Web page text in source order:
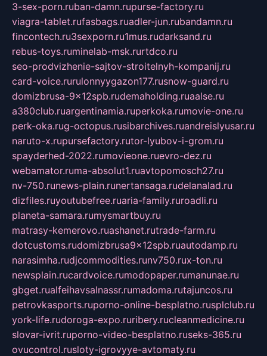
3-sex-porn.ruban-damn.rupurse-factory.ru
viagra-tablet.rufasbags.ruadler-jun.rubandamn.ru
fincontech.ru3sexporn.ru1mus.rudarksand.ru
rebus-toys.ruminelab-msk.rurtdco.ru
seo-prodvizhenie-sajtov-stroitelnyh-kompanij.ru
card-voice.rurulonnyygazon177.rusnow-guard.ru
domizbrusa-9x12spb.rudemaholding.ruaalse.ru
a380club.ruargentinamia.ruperkoka.rumovie-one.ru
perk-oka.rug-octopus.rusibarchives.ruandreislyusar.ru
naruto-x.rupursefactory.rutor-lyubov-i-grom.ru
spayderhed-2022.rumovieone.ruevro-dez.ru
webamator.ruma-absolut1.ruavtopomosch27.ru
nv-750.runews-plain.runertansaga.rudelanalad.ru
dizfiles.ruyoutubefree.ruaria-family.ruroadli.ru
planeta-samara.rumysmartbuy.ru
matrasy-kemerovo.ruashanet.rutrade-farm.ru
dotcustoms.rudomizbrusa9x12spb.ruautodamp.ru
narasimha.rudjcommodities.runv750.rux-ton.ru
newsplain.rucardvoice.rumodopaper.rumanunae.ru
gbget.rualfeihavsalnassr.rumadoma.rutajuncos.ru
petrovkasports.ruporno-online-besplatno.rusplclub.ru
york-life.rudoroga-expo.ruribery.rucleanmedicine.ru
slovar-ivrit.ruporno-video-besplatno.ruseks-365.ru
ovucontrol.rusloty-igrovyye-avtomaty.ru